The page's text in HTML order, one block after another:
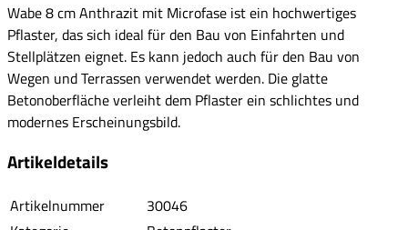
Wabe 8 cm Anthrazit mit Microfase ist ein hochwertiges
Pflaster, das sich ideal für den Bau von Einfahrten und
Stellplätzen eignet. Es kann jedoch auch für den Bau von
Wegen und Terrassen verwendet werden. Die glatte
Betonoberfläche verleiht dem Pflaster ein schlichtes und
modernes Erscheinungsbild.
Artikeldetails
Artikelnummer
30046